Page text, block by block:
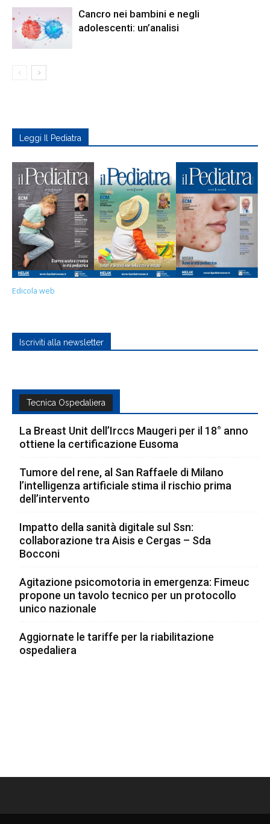
Cancro nei bambini e negli
adolescenti: un’analisi
Leggi Il Pediatra
Edicola web
Iscriviti alla newsletter
Tecnica Ospedaliera
La Breast Unit dell’Irccs Maugeri per il 18° anno
ottiene la certificazione Eusoma
Tumore del rene, al San Raffaele di Milano
l’intelligenza artificiale stima il rischio prima
dell’intervento
Impatto della sanità digitale sul Ssn:
collaborazione tra Aisis e Cergas – Sda
Bocconi
Agitazione psicomotoria in emergenza: Fimeuc
propone un tavolo tecnico per un protocollo
unico nazionale
Aggiornate le tariffe per la riabilitazione
ospedaliera